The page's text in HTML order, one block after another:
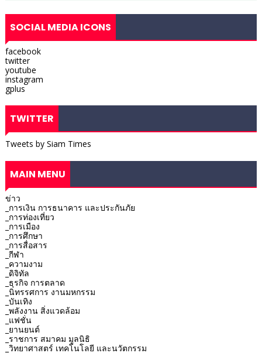
SOCIAL MEDIA ICONS
facebook
twitter
youtube
instagram
gplus
TWITTER
Tweets by Siam Times
MAIN MENU
ข่าว
_การเงิน การธนาคาร และประกันภัย
_การท่องเที่ยว
_การเมือง
_การศึกษา
_การสื่อสาร
_กีฬา
_ความงาม
_ดิจิทัล
_ธุรกิจ การตลาด
_นิทรรศการ งานมหกรรม
_บันเทิง
_พลังงาน สิ่งแวดล้อม
_แฟชั่น
_ยานยนต์
_ราชการ สมาคม มูลนิธิ
_วิทยาศาสตร์ เทคโนโลยี และนวัตกรรม